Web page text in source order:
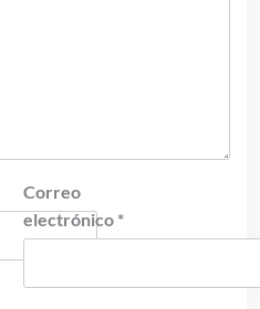
Correo
electrónico *